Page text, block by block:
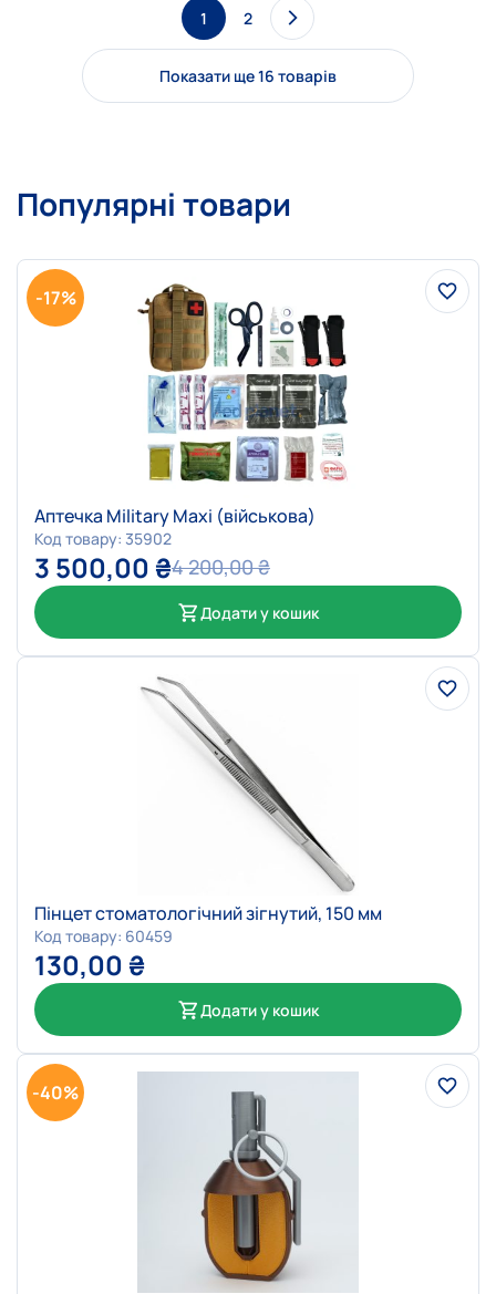
1 2
Показати ще 16 товарів
Популярні товари
-17%
Аптечка Military Maxi (військова)
Код товару: 35902
4 200,00₴
3 500,00 ₴
Додати у кошик
Пінцет стоматологічний зігнутий, 150 мм
Код товару: 60459
130,00 ₴
Додати у кошик
-40%